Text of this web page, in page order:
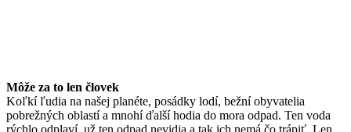
Môže za to len človek
Koľkí ľudia na našej planéte, posádky lodí, bežní obyvatelia
pobrežných oblastí a mnohí ďalší hodia do mora odpad. Ten voda
rýchlo odplaví, už ten odpad nevidia a tak ich nemá čo trápiť. Len